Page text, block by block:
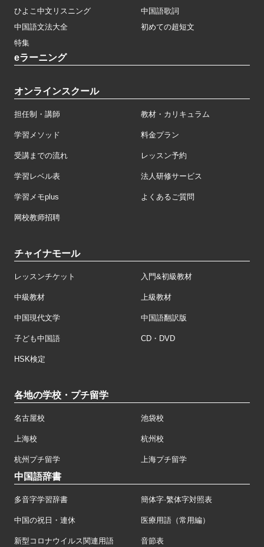
ひよこ中文リスニング
中国語歌詞
中国語文法大全
初めての超短文
特集
eラーニング
オンラインスクール
担任制・講師 教材・カリキュラム
学習メソッド 料金プラン
受講までの流れ レッスン予約
学習レベル表 法人研修サービス
学習メモplus よくあるご質問
网校教师招聘
チャイナモール
レッスンチケット 入門&初級教材
中級教材 上級教材
中国現代文学 中国語翻訳版
子ども中国語 CD・DVD
HSK検定
各地の学校・プチ留学
名古屋校 池袋校
上海校 杭州校
杭州プチ留学 上海プチ留学
中国語辞書
多音字学習辞書 簡体字·繁体字対照表
中国の祝日・連休 医療用語（常用編）
新型コロナウイルス関連用語 音節表